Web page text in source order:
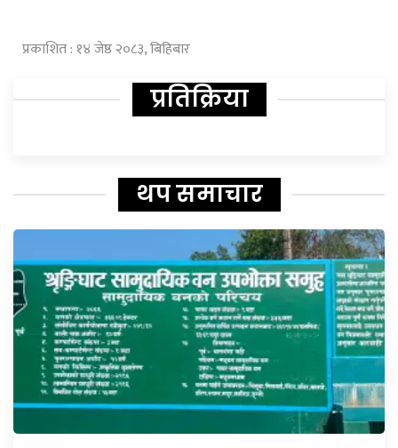
प्रकाशित : १४ जेष्ठ २०८३, बिहिबार
प्रतिक्रिया
थप समाचार